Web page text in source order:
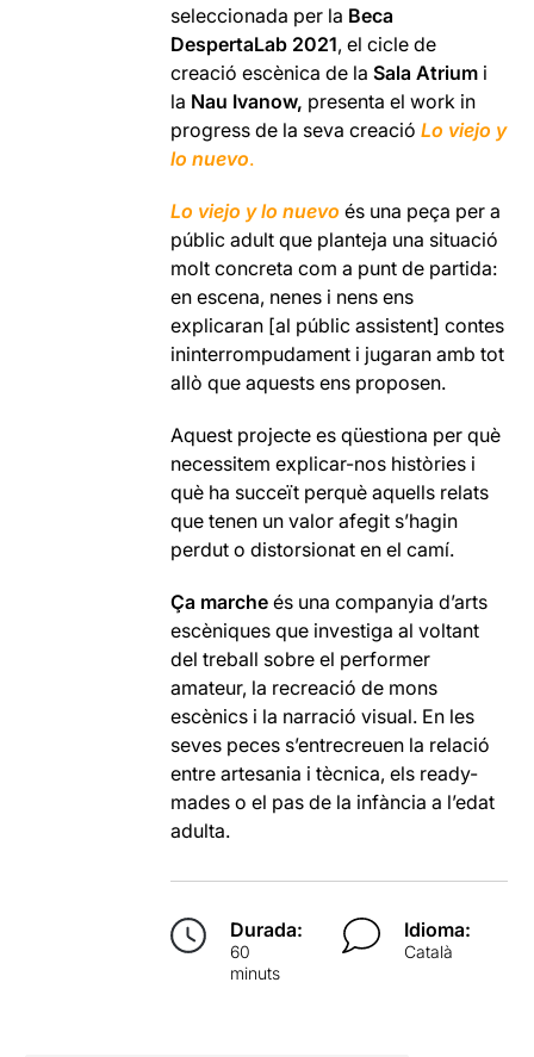
seleccionada per la Beca
DespertaLab 2021, el cicle de
creació escènica de laSala Atrium i
la Nau Ivanow, presenta el work in
progress de la seva creacióLo viejo y
lo nuevo.
Lo viejo y lo nuevo és una peça per a
públic adult que planteja una situació
molt concreta com a punt de partida:
en escena, nenes i nens ens
explicaran [al públic assistent] contes
ininterrompudament i jugaran amb tot
allò que aquests ens proposen.
Aquest projecte es qüestiona per què
necessitem explicar-nos històries i
què ha succeït perquè aquells relats
que tenen un valor afegit s’hagin
perdut o distorsionat en el camí.
Ça marche és una companyia d’arts
escèniques que investiga al voltant
del treball sobre el performer
amateur, la recreació de mons
escènics i la narració visual. En les
seves peces s’entrecreuen la relació
entre artesania i tècnica, els ready-
mades o el pas de la infància a l’edat
adulta.
Durada:
60
minuts
Idioma:
Català